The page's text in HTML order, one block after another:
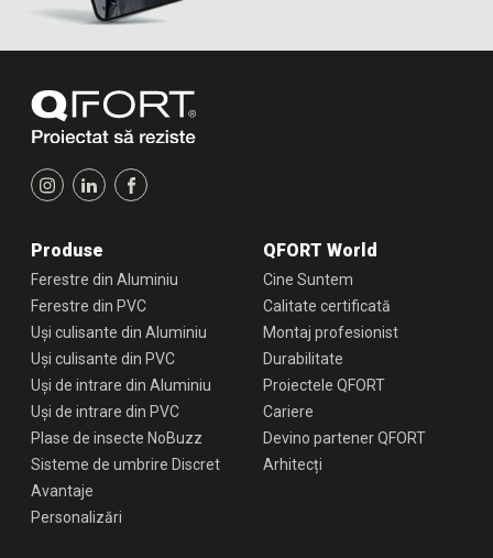
Produse
Ferestre din Aluminiu
Ferestre din PVC
Uși culisante din Aluminiu
Uși culisante din PVC
Uși de intrare din Aluminiu
Uși de intrare din PVC
Plase de insecte NoBuzz
Sisteme de umbrire Discret
Avantaje
Personalizări
QFORT World
Cine Suntem
Calitate certificată
Montaj profesionist
Durabilitate
Proiectele QFORT
Cariere
Devino partener QFORT
Arhitecți